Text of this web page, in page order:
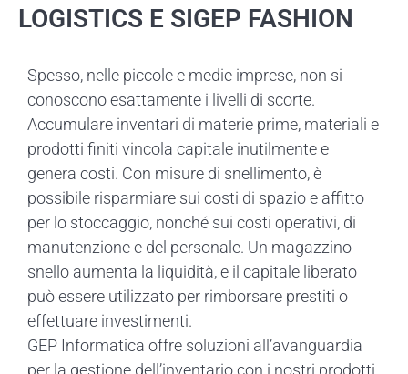
LOGISTICS E SIGEP FASHION
Spesso, nelle piccole e medie imprese, non si
conoscono esattamente i livelli di scorte.
Accumulare inventari di materie prime, materiali e
prodotti finiti vincola capitale inutilmente e
genera costi. Con misure di snellimento, è
possibile risparmiare sui costi di spazio e affitto
per lo stoccaggio, nonché sui costi operativi, di
manutenzione e del personale. Un magazzino
snello aumenta la liquidità, e il capitale liberato
può essere utilizzato per rimborsare prestiti o
effettuare investimenti.
GEP Informatica offre soluzioni all’avanguardia
per la gestione dell’inventario con i nostri prodotti